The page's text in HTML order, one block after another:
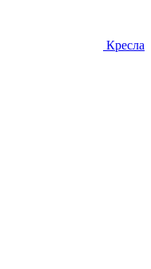
Кресла